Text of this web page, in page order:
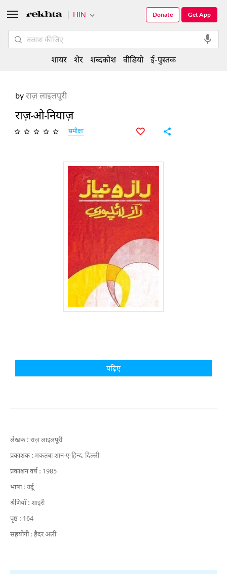
byराज़ लाइलपूरी
राज़-ओ-नियाज़
समीक्षा
पढ़िए
लेखक : राज़ लाइलपूरी
प्रकाशक : मकतबा शान-ए-हिन्द, दिल्ली
प्रकाशन वर्ष : 1985
भाषा : उर्दू
श्रेणियाँ : शाइरी
पृष्ठ : 164
सहयोगी : हैदर अली
HIN Get App
Donate
शायर शेर शब्दकोश वीडियो ई-पुस्तक